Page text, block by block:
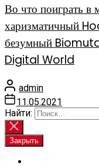
Во что поиграть
харизматичный
безумный
Digital World
admin
11.05.2021
Найти:
Закрыть